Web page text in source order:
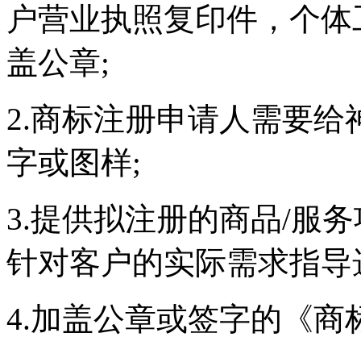
户营业执照复印件，个
盖公章;
2.商标注册申请人需要
字或图样;
3.提供拟注册的商品/服
针对客户的实际需求指
4.加盖公章或签字的《商